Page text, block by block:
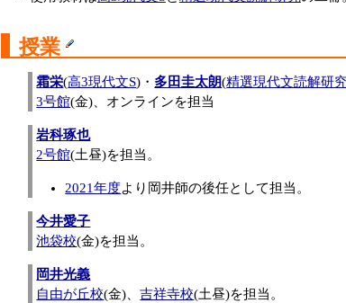
授業
霜栄(高3現代文S)・ 多田圭太朗(精選現代文読解研
3号館(金)、オンラインを担当
岩科琢也
2号館(土昼)を担当。
2021年度より岡井師の後任として担当。
今井愛子
池袋校(金)を担当。
岡井光義
自由が丘校(金)、吉祥寺校(土昼)を担当。